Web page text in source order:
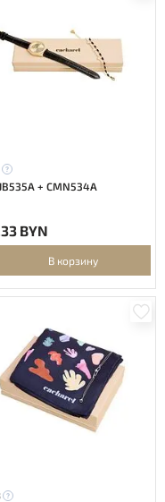
+ CMN534A
BYN
В корзину